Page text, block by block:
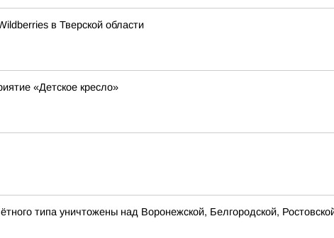
в Тверской области
«Детское кресло»
типа уничтожены над Воронежской, Белгородской,